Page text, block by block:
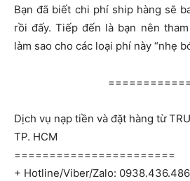
Bạn đã biết chi phí ship hàng sẽ
rồi đấy. Tiếp đến là bạn nên
làm sao cho các loại phí này “nhẹ
Dịch vụ nạp tiền và đặt hàng từ
TP. HCM
=======================
+ Hotline/Viber/Zalo: